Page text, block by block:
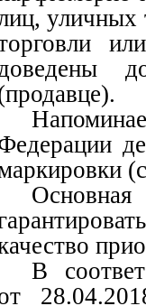
уличных
доведены
В